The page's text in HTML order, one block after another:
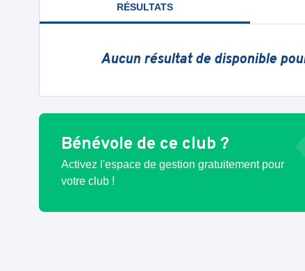
RÉSULTATS
Aucun résultat de disponible
Bénévole de ce club ?
Activez l'espace de gestion gratuitement pour
votre club !